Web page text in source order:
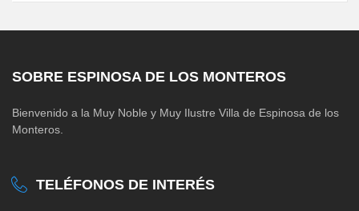
SOBRE ESPINOSA DE LOS MONTEROS
Bienvenido a la Muy Noble y Muy Ilustre Villa de Espinosa de los
Monteros.
TELÉFONOS DE INTERÉS